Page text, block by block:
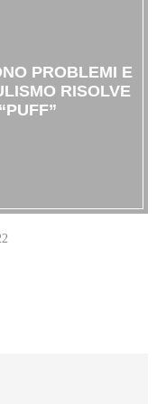
PROBLEMI E
RISOLVE